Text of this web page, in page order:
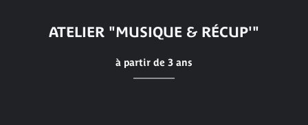
ATELIER "MUSIQUE & RÉCUP'"
à partir de 3 ans